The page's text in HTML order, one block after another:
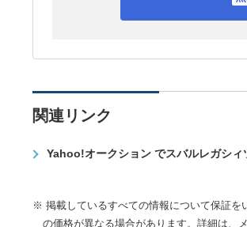
関連リンク
Yahoo!オークション でスバルレガシ
※ 掲載しているすべての情報について保証を
の価格が異なる場合があります。詳細は、